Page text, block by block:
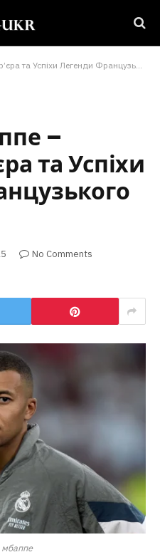
Успіхи Легенди Французького Футболу
–
та Успіхи
No Comments
мбаппе